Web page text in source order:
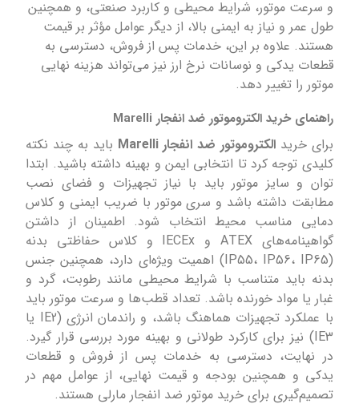
و سرعت موتور، شرایط محیطی و کاربرد صنعتی، و همچنین
طول عمر و نیاز به ایمنی بالا، از دیگر عوامل مؤثر بر قیمت
هستند. علاوه بر این، خدمات پس از فروش، دسترسی به
قطعات یدکی و نوسانات نرخ ارز نیز می‌تواند هزینه نهایی
موتور را تغییر دهد.
راهنمای خرید الکتروموتور ضد انفجار Marelli
برای خرید الکتروموتور ضد انفجار Marelli
باید به چند نکته
کلیدی توجه کرد تا انتخابی ایمن و بهینه داشته باشید. ابتدا
توان و سایز موتور باید با نیاز تجهیزات و فضای نصب
مطابقت داشته باشد و سری موتور با ضریب ایمنی و کلاس
دمایی مناسب محیط انتخاب شود. اطمینان از داشتن
گواهینامه‌های ATEX و IECEx و کلاس حفاظتی بدنه
(IP55، IP56، IP65) اهمیت ویژه‌ای دارد، همچنین جنس
بدنه باید متناسب با شرایط محیطی مانند رطوبت، گرد و
غبار یا مواد خورنده باشد. تعداد قطب‌ها و سرعت موتور باید
با عملکرد تجهیزات هماهنگ باشد، و راندمان انرژی (IE2 یا
IE3) نیز برای کارکرد طولانی و بهینه مورد بررسی قرار گیرد.
در نهایت، دسترسی به خدمات پس از فروش و قطعات
یدکی و همچنین بودجه و قیمت نهایی، از عوامل مهم در
تصمیم‌گیری برای خرید موتور ضد انفجار مارلی هستند.